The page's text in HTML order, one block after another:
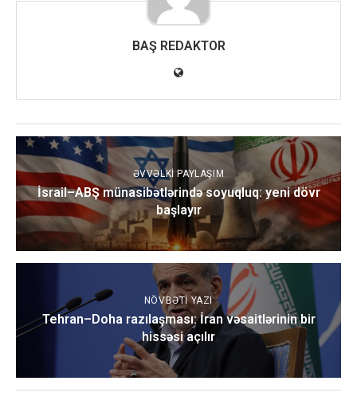
BAŞ REDAKTOR
ƏVVƏLKI PAYLAŞIM
İsrail–ABŞ münasibətlərində soyuqluq: yeni dövr
başlayır
NÖVBƏTI YAZI
Tehran–Doha razılaşması: İran vəsaitlərinin bir
hissəsi açılır